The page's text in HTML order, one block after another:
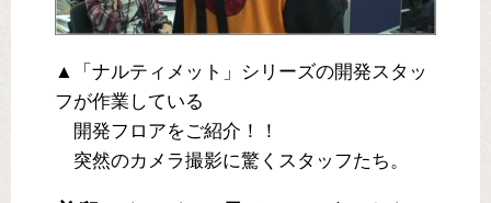
▲「ナルティメット」シリーズの開発スタッ
フが作業している
開発フロアをご紹介！！
突然のカメラ撮影に驚くスタッフたち。